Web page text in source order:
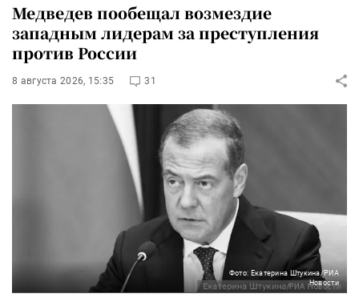
Медведев пообещал возмездие
западным лидерам за преступления
против России
8 августа 2026, 15:35 31
Фото: Екатерина Штукина/РИА
Новости